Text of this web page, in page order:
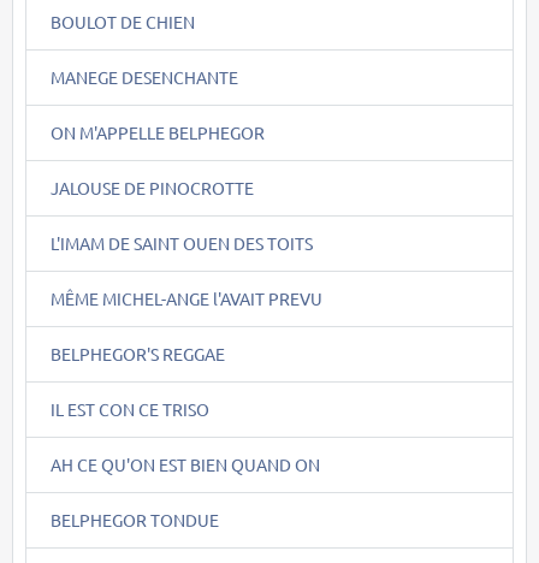
BOULOT DE CHIEN
MANEGE DESENCHANTE
ON M'APPELLE BELPHEGOR
JALOUSE DE PINOCROTTE
L'IMAM DE SAINT OUEN DES TOITS
MÊME MICHEL-ANGE l'AVAIT PREVU
BELPHEGOR'S REGGAE
IL EST CON CE TRISO
AH CE QU'ON EST BIEN QUAND ON
BELPHEGOR TONDUE